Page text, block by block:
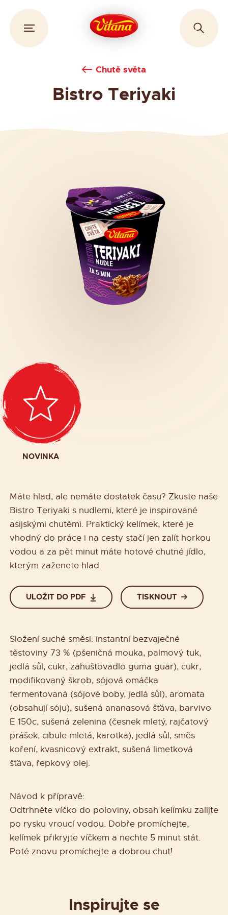
Chutě světa
Bistro Teriyaki
NOVINKA
Máte hlad, ale nemáte dostatek času? Zkuste naše
Bistro Teriyaki s nudlemi, které je inspirované
asijskými chutěmi. Praktický kelímek, které je
vhodný do práce i na cesty stačí jen zalít horkou
vodou a za pět minut máte hotové chutné jídlo,
kterým zaženete hlad.
ULOŽIT DO PDF TISKNOUT
Složení suché směsi: instantní bezvaječné
těstoviny 73 % (pšeničná mouka, palmový tuk,
jedlá sůl, cukr, zahušťovadlo guma guar), cukr,
modifikovaný škrob, sójová omáčka
fermentovaná (sójové boby, jedlá sůl), aromata
(obsahují sóju), sušená ananasová šťáva, barvivo
E 150c, sušená zelenina (česnek mletý, rajčatový
prášek, cibule mletá, karotka), jedlá sůl, směs
koření, kvasnicový extrakt, sušená limetková
šťáva, řepkový olej.
Návod k přípravě:
Odtrhněte víčko do poloviny, obsah kelímku zalijte
po rysku vroucí vodou. Dobře promíchejte,
kelímek přikryjte víčkem a nechte 5 minut stát.
Poté znovu promíchejte a dobrou chuť!
Inspirujte se